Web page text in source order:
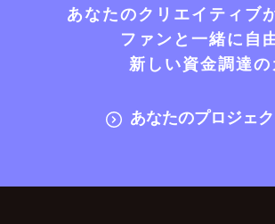
あなたのクリエイティブ
ファンと一緒に自
新しい資金調達
あなたのプロジェ